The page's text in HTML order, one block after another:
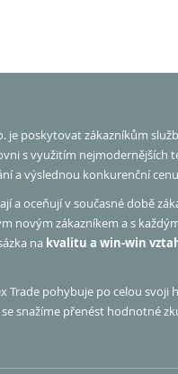
je poskytovat zákazníkům
s využitím nejmodernějších
a výslednou konkurenční
a oceňují v současné době
novým zákazníkem a s
na kvalitu a win-win
Trade pohybuje po celou svoji
snažíme přenést hodnotné